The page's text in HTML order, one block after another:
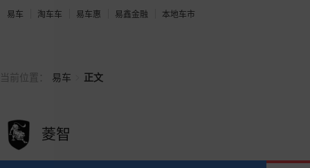
易车 淘车车 易车惠 易鑫金融 本地车市
当前位置： 易车 正文
菱智